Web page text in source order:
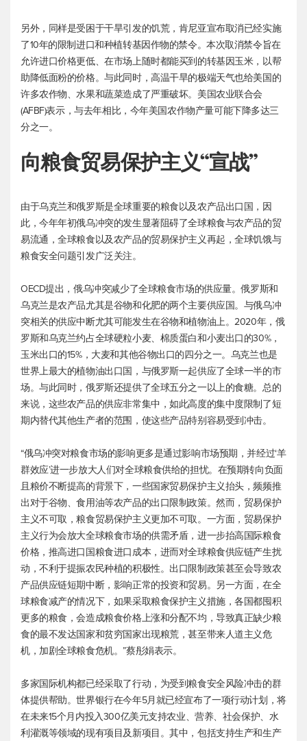
另外，同样是受困于干旱引发的饥荒，肯尼亚宣布取消已经实施
了10年的限制进口和种植转基因作物的禁令。本次取消禁令旨在
允许进口价格更低、在市场上随时都能买到的转基因玉米，以帮
助降低面粉的价格。与此同时，高温干旱的极端天气也给美国的
许多农作物、水果和蔬菜造成了严重破坏。美国农业联合会
(AFBF)表示，与去年相比，今年美国农作物产量可能下降多达三
分之一。
向粮食贸易保护主义“宣战”
由于乌克兰和俄罗斯是全球重要的粮食以及农产品出口国，因
此，今年年初俄乌冲突的发生显著阻碍了全球粮食与农产品的贸
易流通，全球粮食以及农产品的贸易保护主义再起，全球饥饿与
粮食安全问题引发广泛关注。
OECD提出，俄乌冲突减少了全球粮食市场的供应量。俄罗斯和
乌克兰是农产品尤其是谷物和化肥的两个主要供应国。与俄乌冲
突相关的供应中断尤其可能发生在谷物和植物油上。2020年，俄
罗斯和乌克兰约占全球硬粒小麦、棉质蛋白和小麦出口的30%，
玉米出口的15%，大麦和其他谷物出口的四分之一。乌克兰也是
世界上最大的植物油出口国，与俄罗斯一起供应了全球一半的市
场。与此同时，俄罗斯还提供了全球五分之一以上的食糖。总的
来说，这些农产品的供应非常集中，如此高度的集中度限制了短
期内替代其他生产者的范围，使这些产品特别容易受到冲击。
“俄乌冲突对粮食市场的影响更多是通过影响市场预期，并经过‘羊
群效应’进一步放大人们对全球粮食供给的担忧。在预期转向负面
且粮价不断提高的背景下，一些国家贸易保护主义抬头，频频推
出对于谷物、食用油等农产品的出口限制政策。然而，贸易保护
主义不可取，粮食贸易保护主义更加不可取。一方面，贸易保护
主义行为会放大全球粮食市场的供需矛盾，进一步抬高国际粮食
价格，推高进口国粮食进口成本，进而对全球粮食供应链产生扰
动，不利于提振农民种植的积极性。出口限制政策甚至会导致农
产品供应链短期中断，影响正常的投资和贸易。另一方面，在全
球粮食减产的情况下，如果采取粮食保护主义措施，各国都囤积
更多的粮食，会造成粮食价格上涨和分配不均，导致真正缺少粮
食的最不发达国家和贫穷国家出现粮荒，甚至带来人道主义危
机，加剧全球粮食危机。”蔡彤娟表示。
多家国际机构都已经采取了行动，为受到粮食安全风险冲击的群
体提供帮助。世界银行在今年5月就已经宣布了一项行动计划，将
在未来15个月内投入300亿美元支持农业、营养、社会保护、水
利灌溉等领域的现有项目及新项目。其中，包括支持生产和生产